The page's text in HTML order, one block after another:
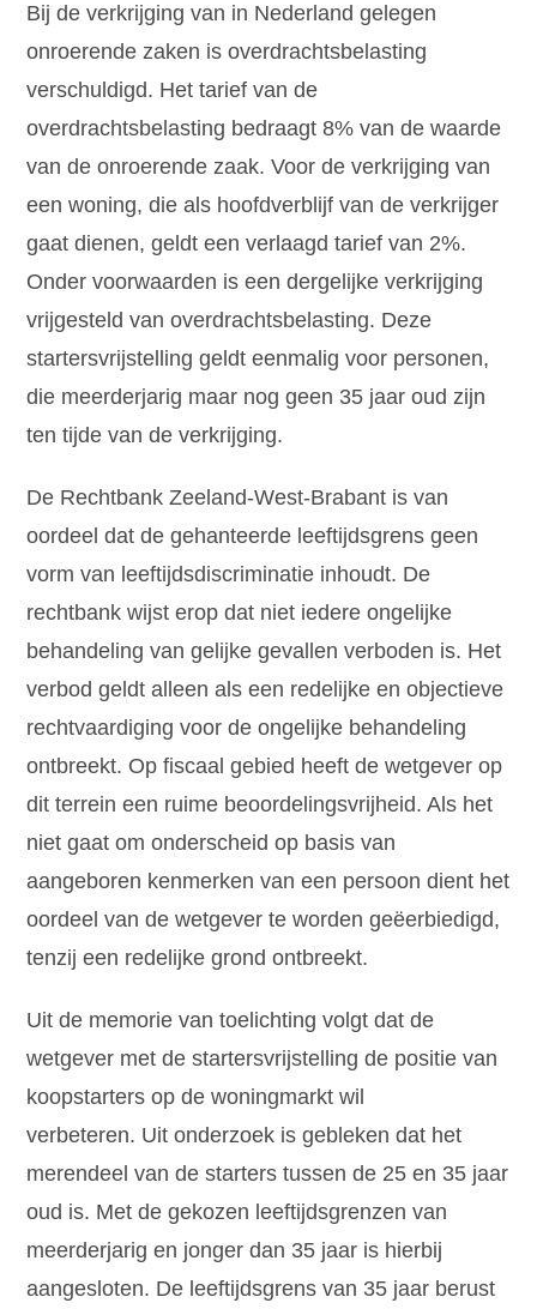
Bij de verkrijging van in Nederland gelegen
onroerende zaken is overdrachtsbelasting
verschuldigd. Het tarief van de
overdrachtsbelasting bedraagt 8% van de waarde
van de onroerende zaak. Voor de verkrijging van
een woning, die als hoofdverblijf van de verkrijger
gaat dienen, geldt een verlaagd tarief van 2%.
Onder voorwaarden is een dergelijke verkrijging
vrijgesteld van overdrachtsbelasting. Deze
startersvrijstelling geldt eenmalig voor personen,
die meerderjarig maar nog geen 35 jaar oud zijn
ten tijde van de verkrijging.
De Rechtbank Zeeland-West-Brabant is van
oordeel dat de gehanteerde leeftijdsgrens geen
vorm van leeftijdsdiscriminatie inhoudt. De
rechtbank wijst erop dat niet iedere ongelijke
behandeling van gelijke gevallen verboden is. Het
verbod geldt alleen als een redelijke en objectieve
rechtvaardiging voor de ongelijke behandeling
ontbreekt. Op fiscaal gebied heeft de wetgever op
dit terrein een ruime beoordelingsvrijheid. Als het
niet gaat om onderscheid op basis van
aangeboren kenmerken van een persoon dient het
oordeel van de wetgever te worden geëerbiedigd,
tenzij een redelijke grond ontbreekt.
Uit de memorie van toelichting volgt dat de
wetgever met de startersvrijstelling de positie van
koopstarters op de woningmarkt wil
verbeteren. Uit onderzoek is gebleken dat het
merendeel van de starters tussen de 25 en 35 jaar
oud is. Met de gekozen leeftijdsgrenzen van
meerderjarig en jonger dan 35 jaar is hierbij
aangesloten. De leeftijdsgrens van 35 jaar berust